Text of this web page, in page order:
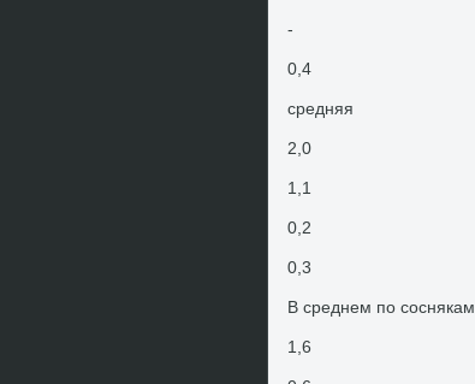
-
0,4
средняя
2,0
1,1
0,2
0,3
В среднем по соснякам
1,6